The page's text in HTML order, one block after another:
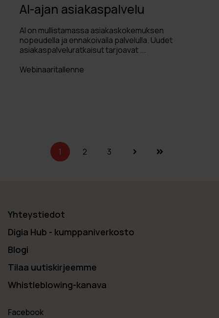
AI-ajan asiakaspalvelu
AI on mullistamassa asiakaskokemuksen
nopeudella ja ennakoivalla palvelulla. Uudet
asiakaspalveluratkaisut tarjoavat ...
Webinaaritallenne
1 2 3
Yhteystiedot
Digia Hub - kumppaniverkosto
Blogi
Tilaa uutiskirjeemme
Whistleblowing-kanava
Facebook